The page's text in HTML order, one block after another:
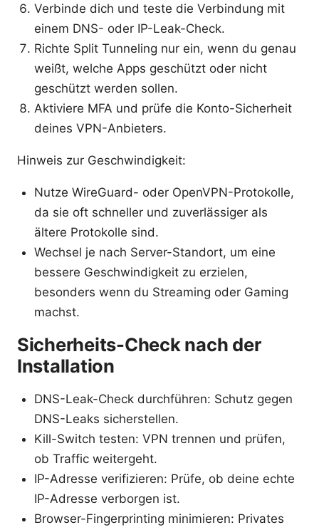
Verbinde dich und teste die Verbindung mit
einem DNS- oder IP-Leak-Check.
Richte Split Tunneling nur ein, wenn du genau
weißt, welche Apps geschützt oder nicht
geschützt werden sollen.
Aktiviere MFA und prüfe die Konto-Sicherheit
deines VPN-Anbieters.
Hinweis zur Geschwindigkeit:
Nutze WireGuard- oder OpenVPN-Protokolle,
da sie oft schneller und zuverlässiger als
ältere Protokolle sind.
Wechsel je nach Server-Standort, um eine
bessere Geschwindigkeit zu erzielen,
besonders wenn du Streaming oder Gaming
machst.
Sicherheits-Check nach der
Installation
DNS-Leak-Check durchführen: Schutz gegen
DNS-Leaks sicherstellen.
Kill-Switch testen: VPN trennen und prüfen,
ob Traffic weitergeht.
IP-Adresse verifizieren: Prüfe, ob deine echte
IP-Adresse verborgen ist.
Browser-Fingerprinting minimieren: Privates